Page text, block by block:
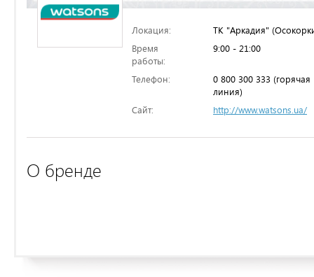
Локация:
ТК "Аркадия"
Время
работы:
9:00 - 21:00
Телефон:
0 800 300 333 (горячая
линия)
Сайт:
http://www.watsons.ua/
О бренде